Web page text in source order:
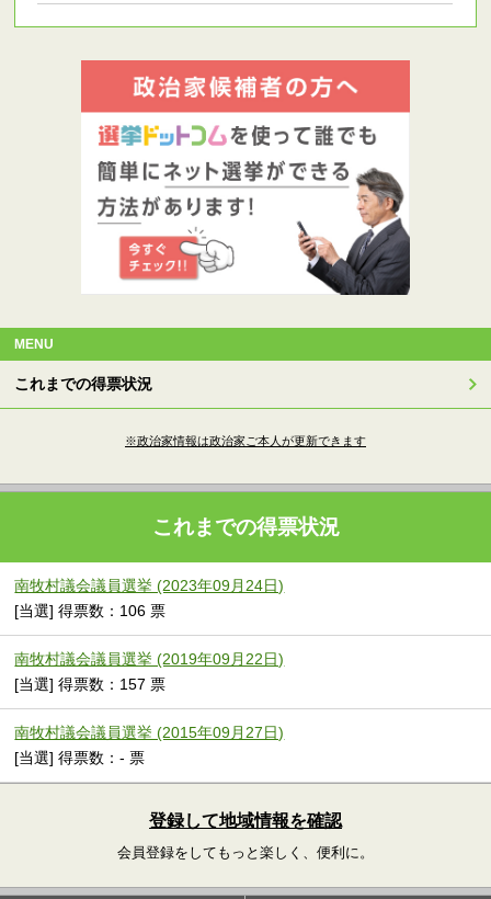
MENU
これまでの得票状況
※政治家情報は政治家ご本人が更新できます
これまでの得票状況
南牧村議会議員選挙 (2023年09月24日)
[当選] 得票数：106 票
南牧村議会議員選挙 (2019年09月22日)
[当選] 得票数：157 票
南牧村議会議員選挙 (2015年09月27日)
[当選] 得票数：- 票
登録して地域情報を確認
会員登録をしてもっと楽しく、便利に。